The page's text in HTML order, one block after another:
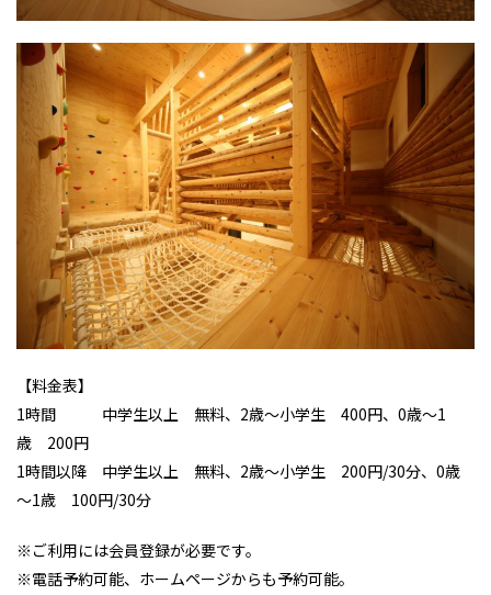
【料金表】
1時間 中学生以上 無料、2歳～小学生 400円、0歳～1
歳 200円
1時間以降 中学生以上 無料、2歳～小学生 200円/30分、0歳
～1歳 100円/30分
※ご利用には会員登録が必要です。
※電話予約可能、ホームページからも予約可能。